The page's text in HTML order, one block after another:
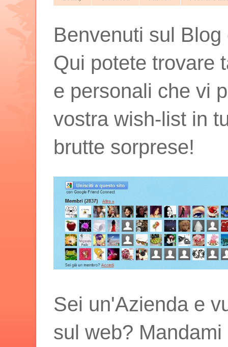
Benvenuti sul
Qui potete trovare
e personali che vi
vostra wish-list in
brutte sorprese!
Sei un'Azienda e
sul web?